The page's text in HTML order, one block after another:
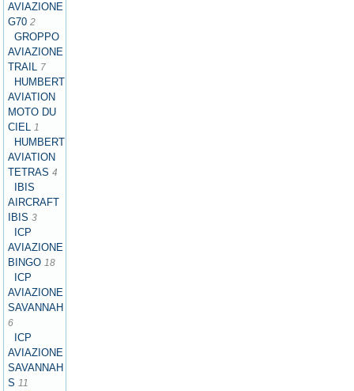
AVIAZIONE
G70 2
GROPPO
AVIAZIONE
TRAIL 7
HUMBERT
AVIATION
MOTO DU
CIEL 1
HUMBERT
AVIATION
TETRAS 4
IBIS
AIRCRAFT
IBIS 3
ICP
AVIAZIONE
BINGO 18
ICP
AVIAZIONE
SAVANNAH
6
ICP
AVIAZIONE
SAVANNAH
S 11